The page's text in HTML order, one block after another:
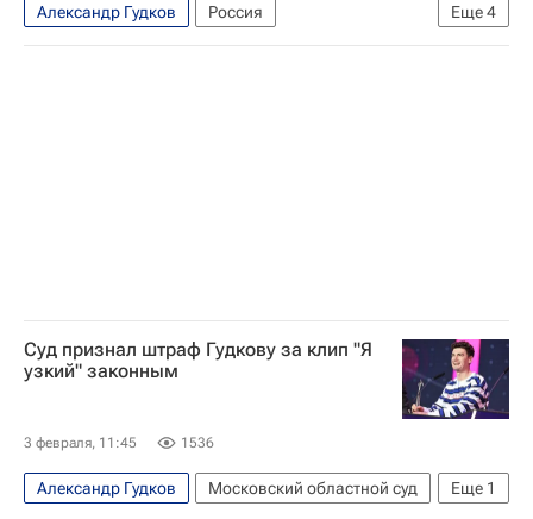
Еще4
Александр Гудков
Россия
SHAMAN (Ярослав Дронов)
Суд признал штраф Гудкову за клип "Я
узкий" законным
3 февраля, 11:45 1536
Еще 1
Александр Гудков
Московский областной суд